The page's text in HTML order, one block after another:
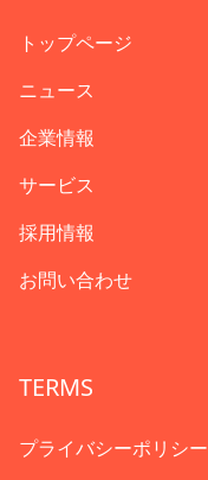
トップページ
ニュース
企業情報
サービス
採用情報
お問い合わせ
TERMS
プライバシーポリシー